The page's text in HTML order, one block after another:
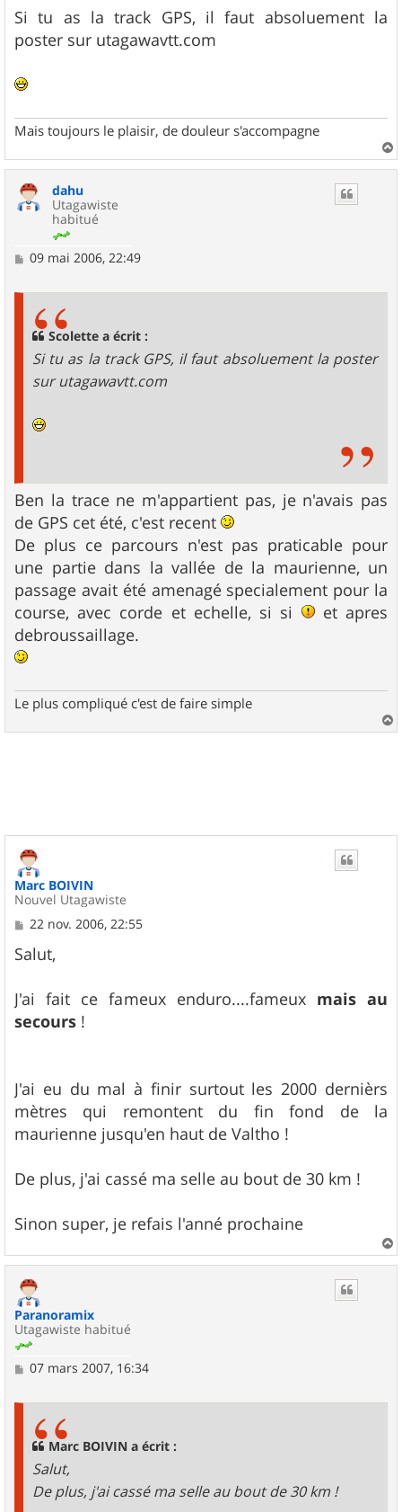
s
s
a
Si tu as la track GPS, il faut absoluement la
poster sur utagawavtt.com
Mais toujours le plaisir, de douleur s'accompagne
a
dahu
Utagawiste
habitué
M
09 mai 2006, 22:49
Scolette a écrit :
Si tu as la track GPS, il faut absoluement la poster
sur utagawavtt.com
Ben la trace ne m'appartient pas, je n'avais pas
de GPS cet été, c'est recent
De plus ce parcours n'est pas praticable pour
une partie dans la vallée de la maurienne, un
passage avait été amenagé specialement pour la
course, avec corde et echelle, si si
et apres
debroussaillage.
Le plus compliqué c'est de faire simple
a
Marc BOIVIN
Nouvel Utagawiste
M
s
s
g
e
22 nov. 2006, 22:55
Salut,
J'ai fait ce fameux enduro....fameux mais au
secours !
J'ai eu du mal à finir surtout les 2000 dernièrs
mètres qui remontent du fin fond de la
maurienne jusqu'en haut de Valtho !
De plus, j'ai cassé ma selle au bout de 30 km !
Sinon super, je refais l'anné prochaine
a
Paranoramix
Utagawiste habitué
M
07 mars 2007, 16:34
Marc BOIVIN a écrit :
Salut,
De plus, j'ai cassé ma selle au bout de 30 km !